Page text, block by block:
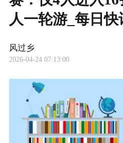
人一轮游_每日快
风过乡
2026-04-24 07:13:00